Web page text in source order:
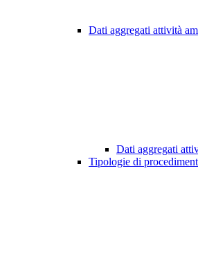
Dati aggregati attività
Dati aggregati
Tipologie di